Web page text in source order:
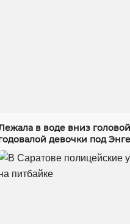
в воде вниз
девочки под